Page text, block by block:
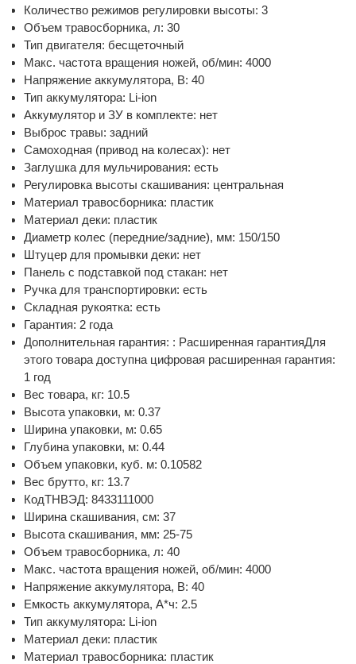
Количество режимов регулировки высоты: 3
Объем травосборника, л: 30
Тип двигателя: бесщеточный
Макс. частота вращения ножей, об/мин: 4000
Напряжение аккумулятора, В: 40
Тип аккумулятора: Li-ion
Аккумулятор и ЗУ в комплекте: нет
Выброс травы: задний
Самоходная (привод на колесах): нет
Заглушка для мульчирования: есть
Регулировка высоты скашивания: центральная
Материал травосборника: пластик
Материал деки: пластик
Диаметр колес (передние/задние), мм: 150/150
Штуцер для промывки деки: нет
Панель с подставкой под стакан: нет
Ручка для транспортировки: есть
Складная рукоятка: есть
Гарантия: 2 года
Дополнительная гарантия: : Расширенная гарантияДля
этого товара доступна цифровая расширенная гарантия:
1 год
Вес товара, кг: 10.5
Высота упаковки, м: 0.37
Ширина упаковки, м: 0.65
Глубина упаковки, м: 0.44
Объем упаковки, куб. м: 0.10582
Вес брутто, кг: 13.7
КодТНВЭД: 8433111000
Ширина скашивания, см: 37
Высота скашивания, мм: 25-75
Объем травосборника, л: 40
Макс. частота вращения ножей, об/мин: 4000
Напряжение аккумулятора, В: 40
Емкость аккумулятора, А*ч: 2.5
Тип аккумулятора: Li-ion
Материал деки: пластик
Материал травосборника: пластик